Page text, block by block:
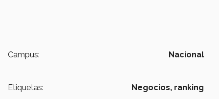
Campus: Nacional
Etiquetas: Negocios, ranking